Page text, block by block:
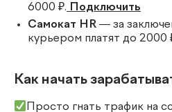
6000 ₽.
Подключить
Самокат HR — за
курьером платят до 2000
Как начать
Просто гнать трафик на